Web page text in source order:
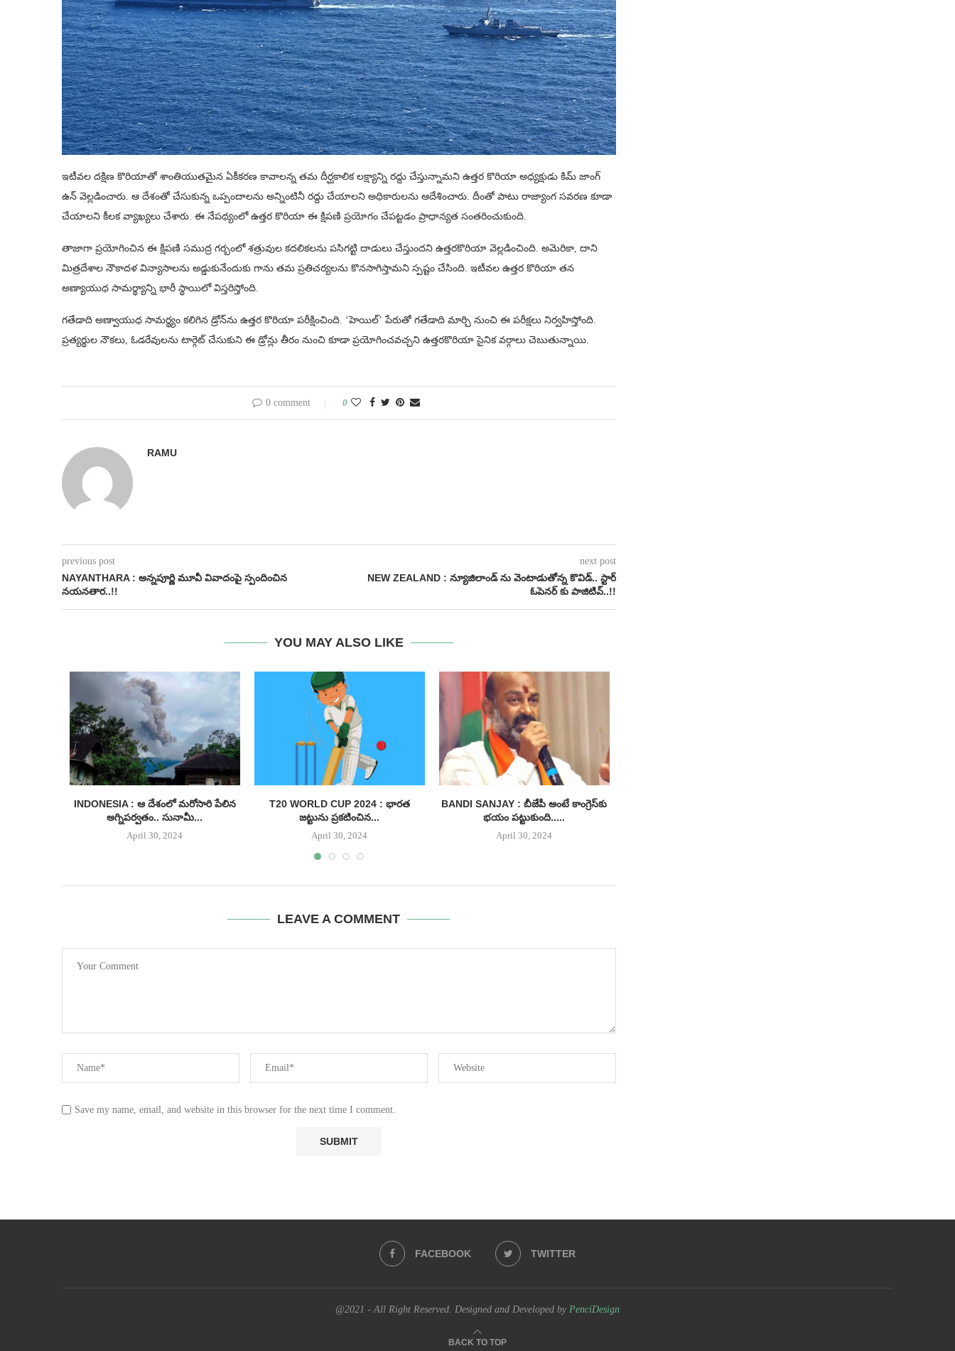
ఇటీవల దక్షిణ కొరియాతో శాంతియుతమైన ఏకీకరణ కావాలన్న తమ దీర్ఘకాలిక లక్ష్యాన్ని రద్దు చేస్తున్నామని ఉత్తర కొరియా అధ్యక్షుడు కిమ్ జాంగ్
ఉన్ వెల్లడించారు. ఆ దేశంతో చేసుకున్న ఒప్పందాలను అన్నింటినీ రద్దు చేయాలని అధికారులను ఆదేశించారు. దీంతో పాటు రాజ్యాంగ సవరణ కూడా
చేయాలని కీలక వ్యాఖ్యలు చేశారు. ఈ నేపథ్యంలో ఉత్తర కొరియా ఈ క్షిపణి ప్రయోగం చేపట్టడం ప్రాధాన్యత సంతరించుకుంది.
తాజాగా ప్రయోగించిన ఈ క్షిపణి సముద్ర గర్బంలో శత్రువుల కదలికలను పసిగట్టి దాడులు చేస్తుందని ఉత్తరకొరియా వెల్లడించింది. అమెరికా, దాని
మిత్రదేశాల నౌకాదళ విన్యాసాలను అడ్డుకునేందుకు గాను తమ ప్రతిచర్యలను కొనసాగిస్తామని స్పష్టం చేసింది. ఇటీవల ఉత్తర కొరియా తన
అణ్యాయుధ సామర్థ్యాన్ని భారీ స్థాయిలో విస్తరిస్తోంది.
గతేడాది అణ్వాయుధ సామర్థ్యం కలిగిన డ్రోన్‌ను ఉత్తర కొరియా పరీక్షించింది. ‘హెయిల్‌’ పేరుతో గతేడాది మార్చి నుంచి ఈ పరీక్షలు నిర్వహిస్తోంది.
ప్రత్యర్థుల నౌకలు, ఓడరేవులను టార్గెట్ చేసుకుని ఈ డ్రోన్లు తీరం నుంచి కూడా ప్రయోగించవచ్చని ఉత్తరకొరియా సైనిక వర్గాలు చెబుతున్నాయి.
0 comment 0
RAMU
previous post
NAYANTHARA : అన్నపూర్ణి మూవీ వివాదంపై స్పందించిన
న‌య‌న‌తార‌..!!
next post
NEW ZEALAND : న్యూజిలాండ్ ను వెంటాడుతోన్న కొవిడ్.. స్టార్
ఓపెన‌ర్ కు పాజిటివ్..!!
YOU MAY ALSO LIKE
INDONESIA : ఆ దేశంలో మరోసారి పేలిన
అగ్నిపర్వతం.. సునామీ...
April 30, 2024
T20 WORLD CUP 2024 : భారత
జట్టును ప్రకటించిన...
April 30, 2024
BANDI SANJAY : బీజేపీ అంటే కాంగ్రెస్‌కు
భయం పట్టుకుంది.....
April 30, 2024
LEAVE A COMMENT
Save my name, email, and website in this browser for the next time I comment.
FACEBOOK TWITTER
@2021 - All Right Reserved. Designed and Developed by PenciDesign
BACK TO TOP